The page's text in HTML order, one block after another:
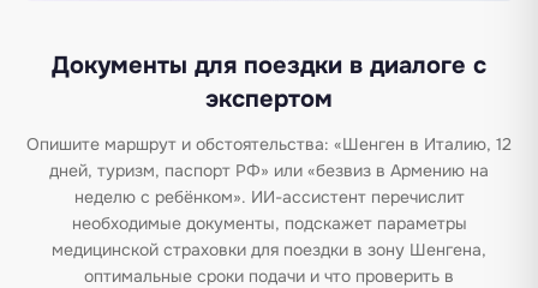
Документы для поездки в диалоге с
экспертом
Опишите маршрут и обстоятельства: «Шенген в Италию, 12
дней, туризм, паспорт РФ» или «безвиз в Армению на
неделю с ребёнком». ИИ-ассистент перечислит
необходимые документы, подскажет параметры
медицинской страховки для поездки в зону Шенгена,
оптимальные сроки подачи и что проверить в